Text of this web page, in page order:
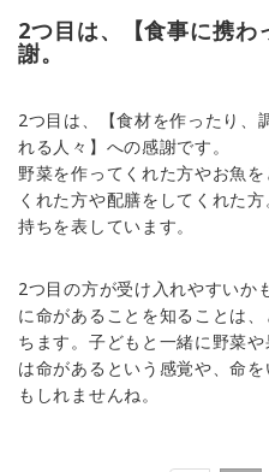
2つ目は、【食事に携わ
謝。
2つ目は、【食材を作ったり、
れる人々】への感謝です。
野菜を作ってくれた方やお魚
くれた方や配膳をしてくれた
持ちを表しています。
2つ目の方が受け入れやすいか
に命があることを知ることは
ちます。子どもと一緒に野菜
は命があるという感覚や、命
もしれませんね。